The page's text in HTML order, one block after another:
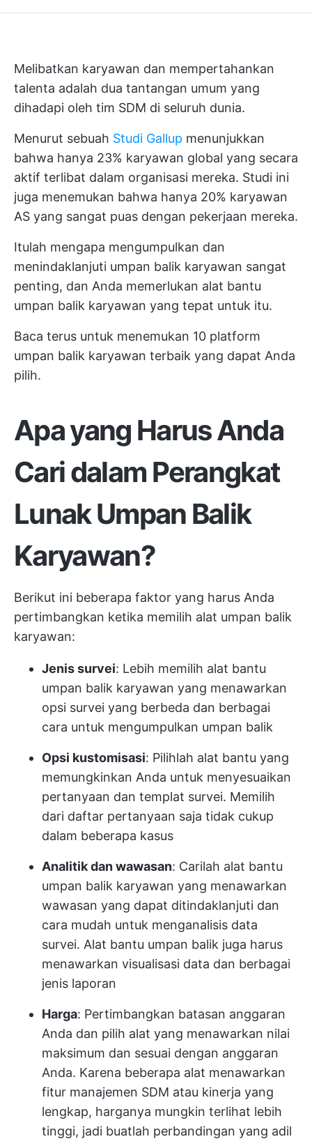
Melibatkan karyawan dan mempertahankan
talenta adalah dua tantangan umum yang
dihadapi oleh tim SDM di seluruh dunia.
Menurut sebuah Studi Gallup menunjukkan
bahwa hanya 23% karyawan global yang secara
aktif terlibat dalam organisasi mereka. Studi ini
juga menemukan bahwa hanya 20% karyawan
AS yang sangat puas dengan pekerjaan mereka.
Itulah mengapa mengumpulkan dan
menindaklanjuti umpan balik karyawan sangat
penting, dan Anda memerlukan alat bantu
umpan balik karyawan yang tepat untuk itu.
Baca terus untuk menemukan 10 platform
umpan balik karyawan terbaik yang dapat Anda
pilih.
Apa yang Harus Anda
Cari dalam Perangkat
Lunak Umpan Balik
Karyawan?
Berikut ini beberapa faktor yang harus Anda
pertimbangkan ketika memilih alat umpan balik
karyawan:
Jenis survei: Lebih memilih alat bantu
umpan balik karyawan yang menawarkan
opsi survei yang berbeda dan berbagai
cara untuk mengumpulkan umpan balik
Opsi kustomisasi: Pilihlah alat bantu yang
memungkinkan Anda untuk menyesuaikan
pertanyaan dan templat survei. Memilih
dari daftar pertanyaan saja tidak cukup
dalam beberapa kasus
Analitik dan wawasan: Carilah alat bantu
umpan balik karyawan yang menawarkan
wawasan yang dapat ditindaklanjuti dan
cara mudah untuk menganalisis data
survei. Alat bantu umpan balik juga harus
menawarkan visualisasi data dan berbagai
jenis laporan
Harga: Pertimbangkan batasan anggaran
Anda dan pilih alat yang menawarkan nilai
maksimum dan sesuai dengan anggaran
Anda. Karena beberapa alat menawarkan
fitur manajemen SDM atau kinerja yang
lengkap, harganya mungkin terlihat lebih
tinggi, jadi buatlah perbandingan yang adil